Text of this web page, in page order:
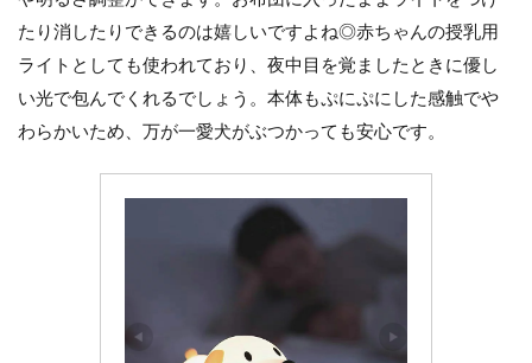
たり消したりできるのは嬉しいですよね◎赤ちゃんの授乳用
ライトとしても使われており、夜中目を覚ましたときに優し
い光で包んでくれるでしょう。本体もぷにぷにした感触でや
わらかいため、万が一愛犬がぶつかっても安心です。